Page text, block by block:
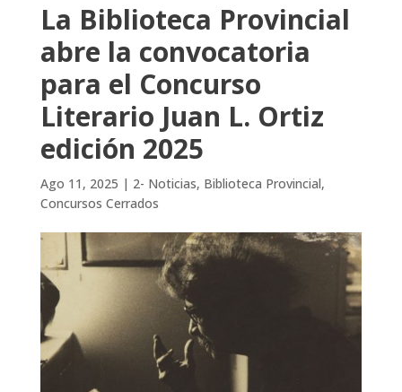
La Biblioteca Provincial
abre la convocatoria
para el Concurso
Literario Juan L. Ortiz
edición 2025
Ago 11, 2025 | 2- Noticias, Biblioteca Provincial,
Concursos Cerrados